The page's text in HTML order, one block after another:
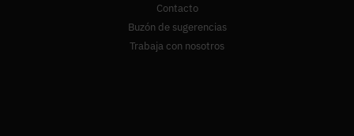
Contacto
Buzón de sugerencias
Trabaja con nosotros